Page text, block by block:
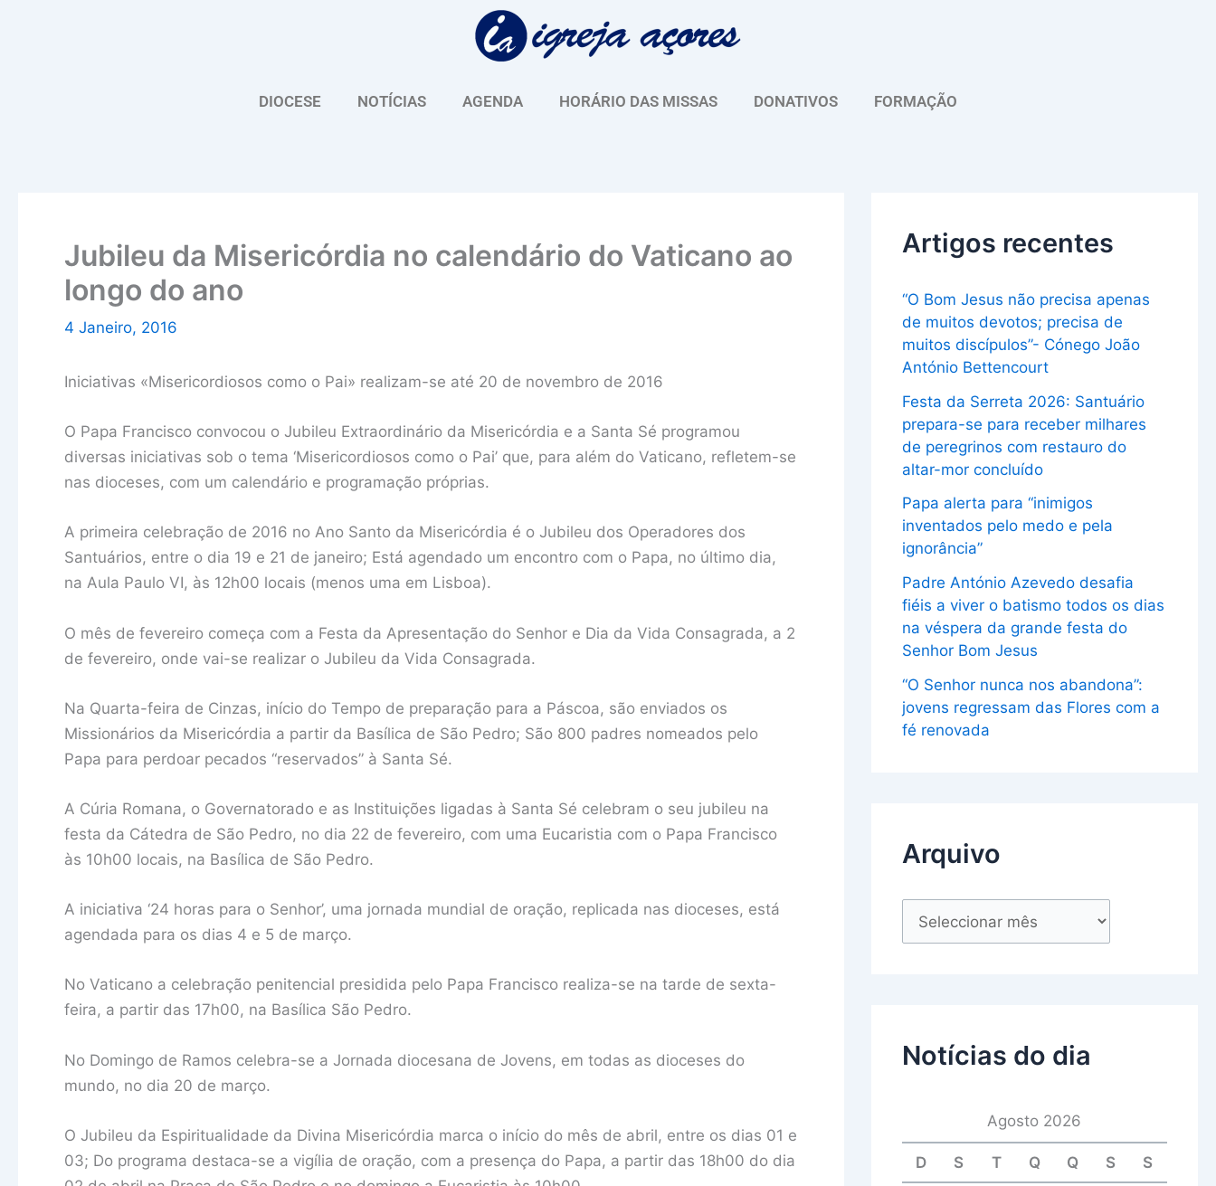
DIOCESE NOTÍCIAS AGENDA HORÁRIO DAS MISSAS DONATIVOS FORMAÇÃO
Jubileu da Misericórdia no calendário do Vaticano ao
longo do ano
4 Janeiro, 2016
Iniciativas «Misericordiosos como o Pai» realizam-se até 20 de novembro de 2016
O Papa Francisco convocou o Jubileu Extraordinário da Misericórdia e a Santa Sé programou
diversas iniciativas sob o tema ‘Misericordiosos como o Pai’ que, para além do Vaticano, refletem-se
nas dioceses, com um calendário e programação próprias.
A primeira celebração de 2016 no Ano Santo da Misericórdia é o Jubileu dos Operadores dos
Santuários, entre o dia 19 e 21 de janeiro; Está agendado um encontro com o Papa, no último dia,
na Aula Paulo VI, às 12h00 locais (menos uma em Lisboa).
O mês de fevereiro começa com a Festa da Apresentação do Senhor e Dia da Vida Consagrada, a 2
de fevereiro, onde vai-se realizar o Jubileu da Vida Consagrada.
Na Quarta-feira de Cinzas, início do Tempo de preparação para a Páscoa, são enviados os
Missionários da Misericórdia a partir da Basílica de São Pedro; São 800 padres nomeados pelo
Papa para perdoar pecados “reservados” à Santa Sé.
A Cúria Romana, o Governatorado e as Instituições ligadas à Santa Sé celebram o seu jubileu na
festa da Cátedra de São Pedro, no dia 22 de fevereiro, com uma Eucaristia com o Papa Francisco
às 10h00 locais, na Basílica de São Pedro.
A iniciativa ‘24 horas para o Senhor’, uma jornada mundial de oração, replicada nas dioceses, está
agendada para os dias 4 e 5 de março.
No Vaticano a celebração penitencial presidida pelo Papa Francisco realiza-se na tarde de sexta-
feira, a partir das 17h00, na Basílica São Pedro.
No Domingo de Ramos celebra-se a Jornada diocesana de Jovens, em todas as dioceses do
mundo, no dia 20 de março.
O Jubileu da Espiritualidade da Divina Misericórdia marca o início do mês de abril, entre os dias 01 e
03; Do programa destaca-se a vigília de oração, com a presença do Papa, a partir das 18h00 do dia
Artigos recentes
“O Bom Jesus não precisa apenas
de muitos devotos; precisa de
muitos discípulos”- Cónego João
António Bettencourt
Festa da Serreta 2026: Santuário
prepara-se para receber milhares
de peregrinos com restauro do
altar-mor concluído
Papa alerta para “inimigos
inventados pelo medo e pela
ignorância”
Padre António Azevedo desafia
fiéis a viver o batismo todos os dias
na véspera da grande festa do
Senhor Bom Jesus
“O Senhor nunca nos abandona”:
jovens regressam das Flores com a
fé renovada
Arquivo
u
Notícias do dia
Agosto 2026
D S T Q Q S S